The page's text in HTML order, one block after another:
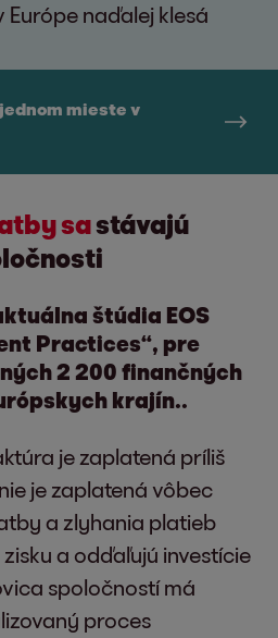
naďalej klesá
mieste v
sastávajú
štúdia EOS
Practices“, pre
2 200 finančných
krajín..
je zaplatená príliš
je zaplatená vôbec
a zlyhania platieb
a odďaľujú investície
spoločností má
proces